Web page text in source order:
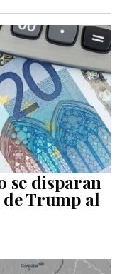
se disparan
Trump al